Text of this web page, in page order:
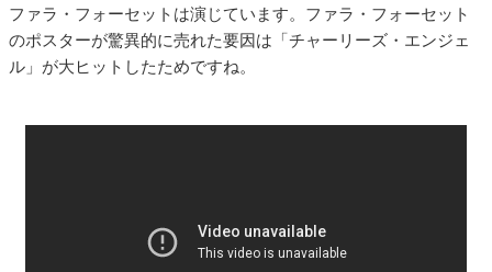
ファラ・フォーセットは演じています。ファラ・フォーセット
のポスターが驚異的に売れた要因は「チャーリーズ・エンジェ
ル」が大ヒットしたためですね。